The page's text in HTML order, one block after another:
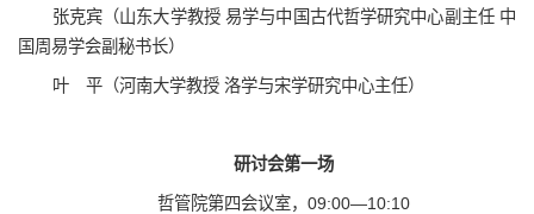
张克宾（山东大学教授 易学与中国古代哲学研究中心副主任 中
国周易学会副秘书长）
叶 平（河南大学教授 洛学与宋学研究中心主任）
研讨会第一场
哲管院第四会议室，09:00—10:10